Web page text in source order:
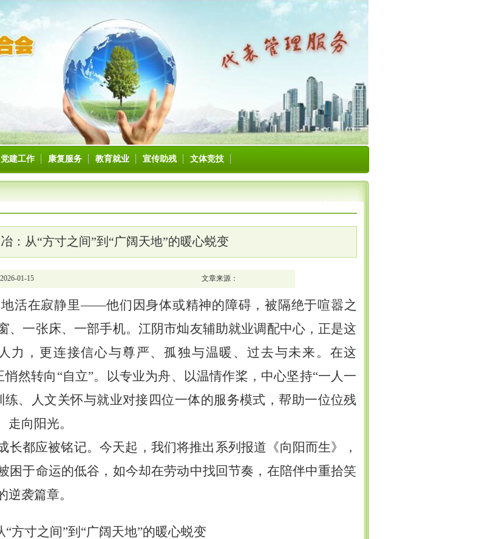
党建工作 康复服务 教育就业 宣传助残 文体竞技
：从“方寸之间”到“广阔天地”的暖心蜕变
01-15 文章来源：
活在寂静里——他们因身体或精神的障碍，被隔绝于喧嚣之
、一张床、一部手机。江阴市灿友辅助就业调配中心，正是这
，更连接信心与尊严、孤独与温暖、过去与未来。在这
悄然转向“自立”。以专业为舟、以温情作桨，中心坚持“一人一
、人文关怀与就业对接四位一体的服务模式，帮助一位位残
向阳光。
长都应被铭记。今天起，我们将推出系列报道《向阳而生》，
困于命运的低谷，如今却在劳动中找回节奏，在陪伴中重拾笑
袭篇章。
“方寸之间”到“广阔天地”的暖心蜕变